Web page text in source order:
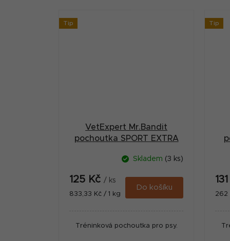
Tip
VetExpert Mr.Bandit
pochoutka SPORT EXTRA
Skladem (3 ks)
125 Kč / ks
Měrná
833,33 Kč / 1 kg
Do košíku
Tréninková pochoutka pro psy.
Tip
262